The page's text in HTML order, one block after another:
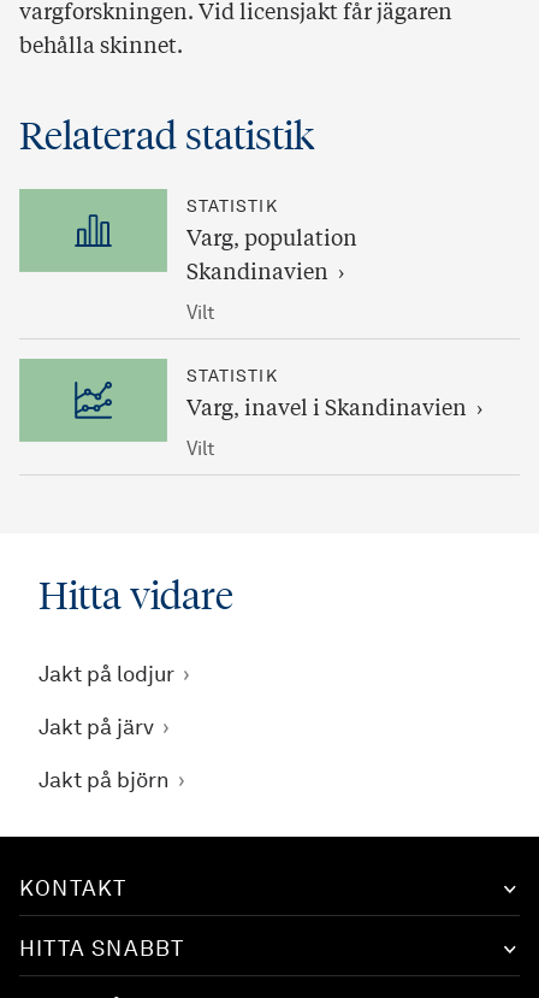
vargforskningen. Vid licensjakt får jägaren
behålla skinnet.
Relaterad statistik
STATISTIK
Varg, population
Skandinavien
Vilt
STATISTIK
Varg, inavel i Skandinavien
Vilt
Hitta vidare
Jakt på lodjur
Jakt på järv
Jakt på björn
KONTAKT
HITTA SNABBT